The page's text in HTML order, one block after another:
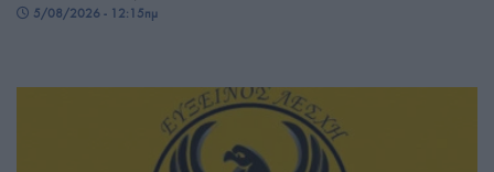
5/08/2026 - 12:15πμ